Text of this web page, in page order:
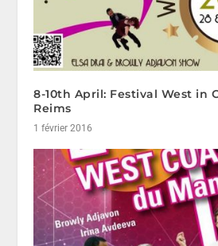
8-10th April: Festival West in
Reims
1 février 2016